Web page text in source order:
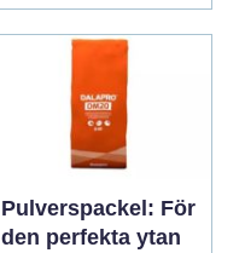
Pulverspackel: För
den perfekta ytan